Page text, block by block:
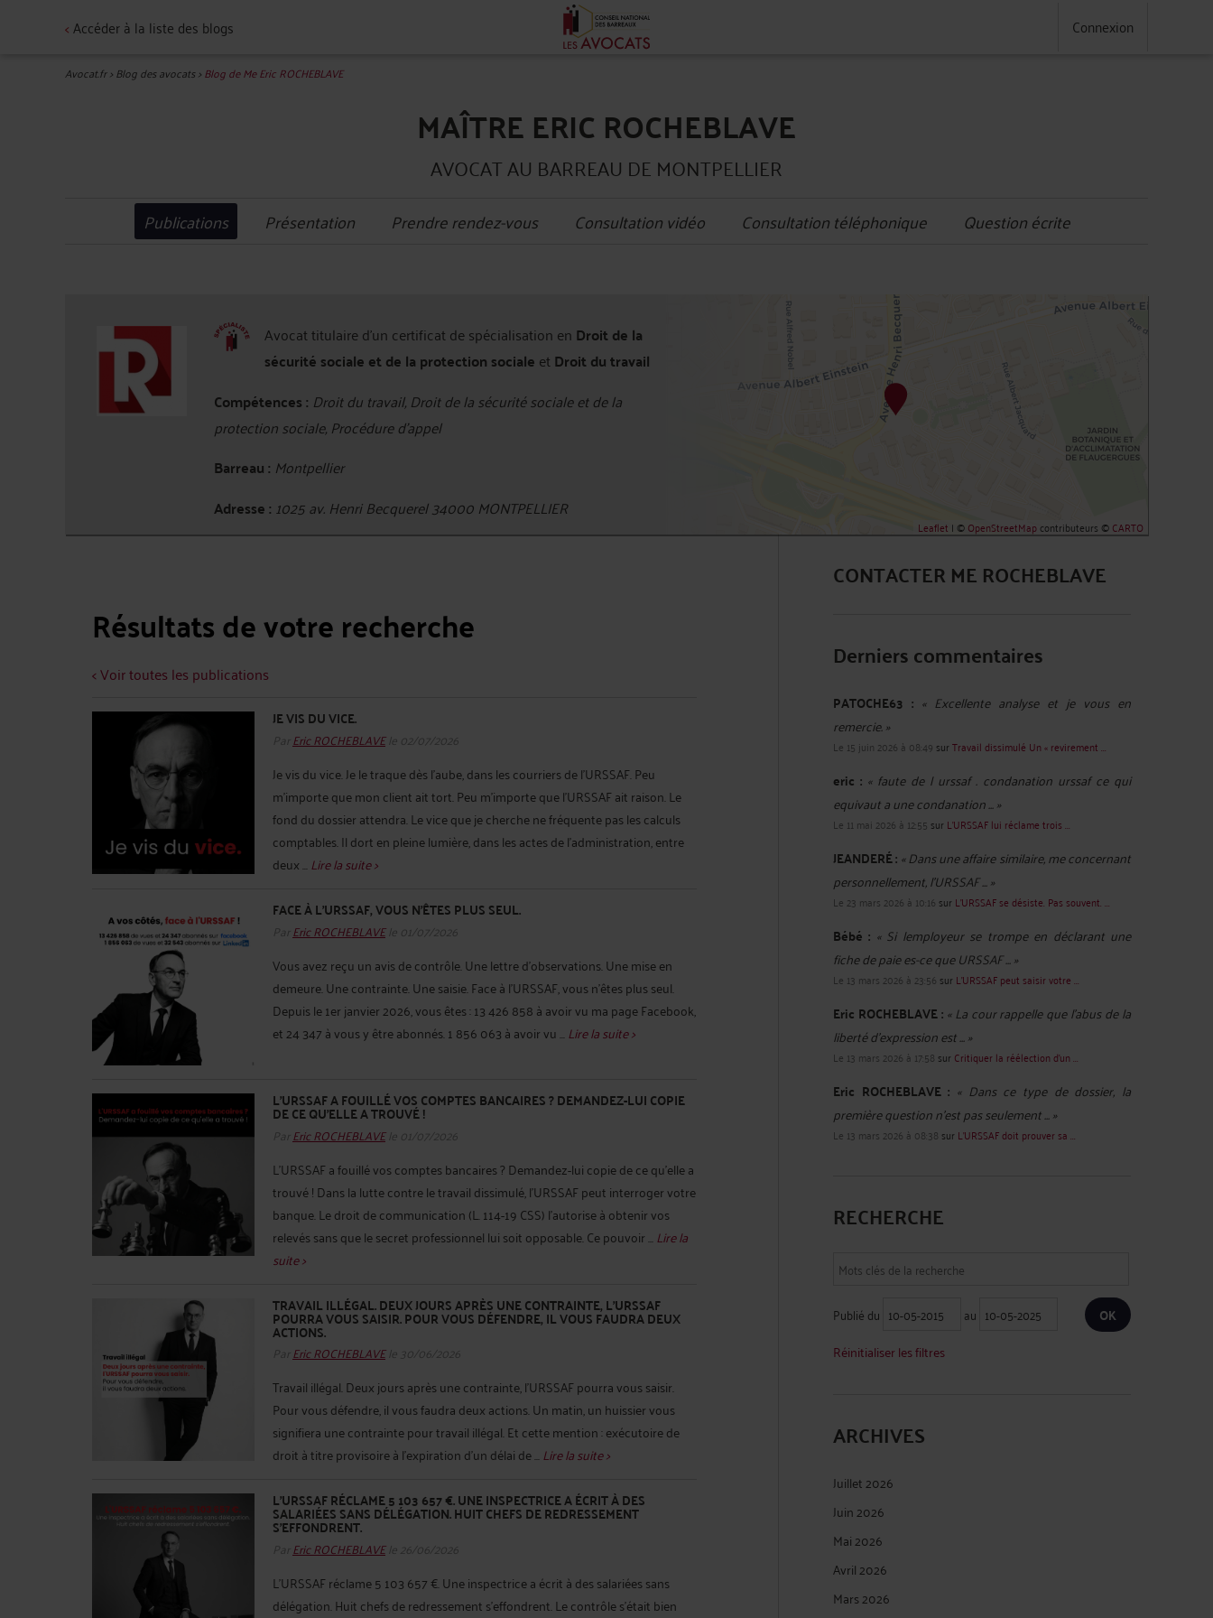
<Accéder à la liste des blogs Connexion
Avocat.fr>Blog des avocats>Blog de Me Eric ROCHEBLAVE
MAÎTRE ERIC ROCHEBLAVE
AVOCAT AU BARREAU DE MONTPELLIER
Publications Présentation Prendre rendez-vous Consultation vidéo Consultation téléphonique Question écrite
Avocat titulaire d'un certificat de spécialisation en Droit de la
sécurité sociale et de la protection sociale etDroit du travail
Compétences : Droit du travail, Droit de la sécurité sociale et de la
protection sociale, Procédure d'appel
Barreau : Montpellier
Adresse : 1025 av. Henri Becquerel 34000 MONTPELLIER
Leaflet | ©OpenStreetMapcontributeurs ©CARTO
Résultats de votre recherche
< Voir toutes les publications
JE VIS DU VICE.
Par Eric ROCHEBLAVEle 02/07/2026
Je vis du vice. Je le traque dès l'aube, dans les courriers de l'URSSAF. Peu
m'importe que mon client ait tort. Peu m'importe que l'URSSAF ait raison. Le
fond du dossier attendra. Le vice que je cherche ne fréquente pas les calculs
comptables. Il dort en pleine lumière, dans les actes de l'administration, entre
deux ...Lire la suite >
FACE À L'URSSAF, VOUS N'ÊTES PLUS SEUL.
Par Eric ROCHEBLAVEle 01/07/2026
Vous avez reçu un avis de contrôle. Une lettre d'observations. Une mise en
demeure. Une contrainte. Une saisie. Face à l'URSSAF, vous n'êtes plus seul.
Depuis le 1er janvier 2026, vous êtes : 13 426 858 à avoir vu ma page Facebook,
et 24 347 à vous y être abonnés. 1 856 063 à avoir vu ...Lire la suite >
L'URSSAF A FOUILLÉ VOS COMPTES BANCAIRES ? DEMANDEZ-LUI COPIE
DE CE QU'ELLE A TROUVÉ !
Par Eric ROCHEBLAVEle 01/07/2026
L'URSSAF a fouillé vos comptes bancaires ? Demandez-lui copie de ce qu'elle a
trouvé ! Dans la lutte contre le travail dissimulé, l'URSSAF peut interroger votre
banque. Le droit de communication (L. 114-19 CSS) l'autorise à obtenir vos
relevés sans que le secret professionnel lui soit opposable. Ce pouvoir ...Lire la
suite >
TRAVAIL ILLÉGAL. DEUX JOURS APRÈS UNE CONTRAINTE, L'URSSAF
POURRA VOUS SAISIR. POUR VOUS DÉFENDRE, IL VOUS FAUDRA DEUX
ACTIONS.
Par Eric ROCHEBLAVEle 30/06/2026
Travail illégal. Deux jours après une contrainte, l'URSSAF pourra vous saisir.
Pour vous défendre, il vous faudra deux actions. Un matin, un huissier vous
signifiera une contrainte pour travail illégal. Et cette mention : exécutoire de
droit à titre provisoire à l'expiration d'un délai de ...Lire la suite >
L'URSSAF RÉCLAME 5 103 657 €. UNE INSPECTRICE A ÉCRIT À DES
SALARIÉES SANS DÉLÉGATION. HUIT CHEFS DE REDRESSEMENT
S'EFFONDRENT.
Par Eric ROCHEBLAVEle 26/06/2026
L'URSSAF réclame 5 103 657 €. Une inspectrice a écrit à des salariées sans
délégation. Huit chefs de redressement s'effondrent. Le contrôle s'était bien
CONTACTER ME ROCHEBLAVE
Derniers commentaires
PATOCHE63 : « Excellente analyse et je vous en
remercie. »
Le 15 juin 2026 à 08:49 surTravail dissimulé Un « revirement ...
eric : « faute de l urssaf . condanation urssaf ce qui
equivaut a une condanation ... »
Le 11 mai 2026 à 12:55 sur L'URSSAF lui réclame trois ...
JEANDERÉ : « Dans une affaire similaire, me concernant
personnellement, l'URSSAF ... »
Le 23 mars 2026 à 10:16 sur L'URSSAF se désiste. Pas souvent. ...
Bébé : « Si lemployeur se trompe en déclarant une
fiche de paie es-ce que URSSAF ... »
Le 13 mars 2026 à 23:56 sur L’URSSAF peut saisir votre ...
Eric ROCHEBLAVE : « La cour rappelle que l'abus de la
liberté d'expression est ... »
Le 13 mars 2026 à 17:58 sur Critiquer la réélection d’un ...
Eric ROCHEBLAVE : « Dans ce type de dossier, la
première question n’est pas seulement ... »
Le 13 mars 2026 à 08:38 sur L’URSSAF doit prouver sa ...
RECHERCHE
Publié du
au
Réinitialiser les filtres
ARCHIVES
Juillet 2026
Juin 2026
Mai 2026
Avril 2026
Mars 2026